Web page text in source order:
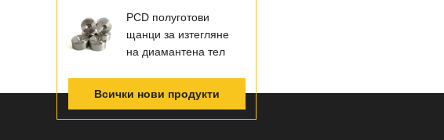
PCD полуготови
щанци за изтегляне
на диамантена тел
Всички нови продукти